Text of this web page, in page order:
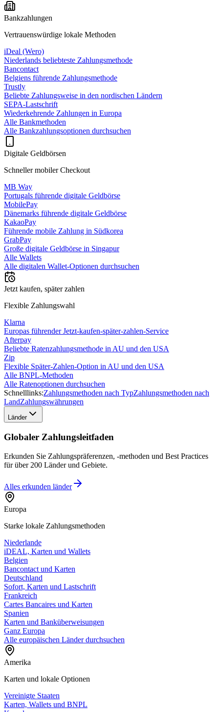
Bankzahlungen
Vertrauenswürdige lokale Methoden
iDeal (Wero)
Niederlands beliebteste Zahlungsmethode
Bancontact
Belgiens führende Zahlungsmethode
Trustly
Beliebte Zahlungsweise in den nordischen Ländern
SEPA-Lastschrift
Wiederkehrende Zahlungen in Europa
Alle Bankmethoden
Alle Bankzahlungsoptionen durchsuchen
Digitale Geldbörsen
Schneller mobiler Checkout
MB Way
Portugals führende digitale Geldbörse
MobilePay
Dänemarks führende digitale Geldbörse
KakaoPay
Führende mobile Zahlung in Südkorea
GrabPay
Große digitale Geldbörse in Singapur
Alle Wallets
Alle digitalen Wallet-Optionen durchsuchen
Jetzt kaufen, später zahlen
Flexible Zahlungswahl
Klarna
Europas führender Jetzt-kaufen-später-zahlen-Service
Afterpay
Beliebte Ratenzahlungsmethode in AU und den USA
Zip
Flexible Später-Zahlen-Option in AU und den USA
Alle BNPL-Methoden
Alle Ratenoptionen durchsuchen
Schnelllinks:Zahlungsmethoden nach TypZahlungsmethoden nach
LandZahlungswährungen
Länder
Globaler Zahlungsleitfaden
Erkunden Sie Zahlungspräferenzen, -methoden und Best Practices
für über 200 Länder und Gebiete.
Alles erkunden länder
Europa
Starke lokale Zahlungsmethoden
Niederlande
iDEAL, Karten und Wallets
Belgien
Bancontact und Karten
Deutschland
Sofort, Karten und Lastschrift
Frankreich
Cartes Bancaires und Karten
Spanien
Karten und Banküberweisungen
Ganz Europa
Alle europäischen Länder durchsuchen
Amerika
Karten und lokale Optionen
Vereinigte Staaten
Karten, Wallets und BNPL